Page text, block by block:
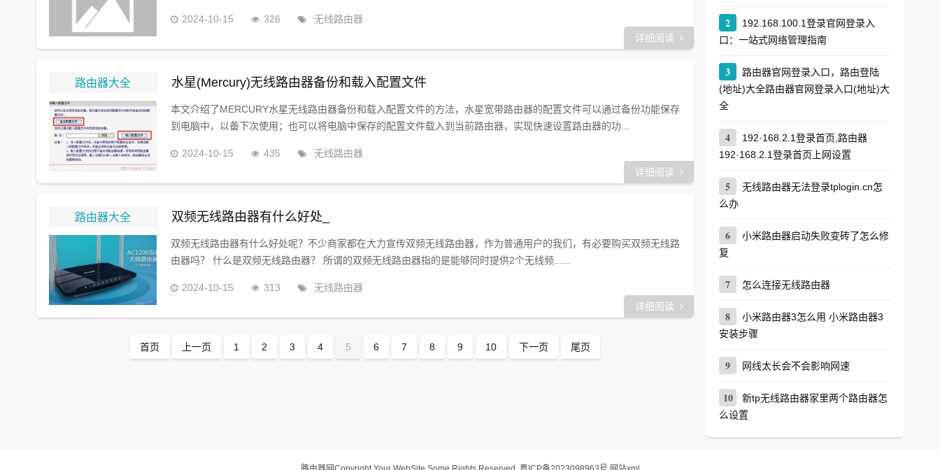
2024-10-15 326
无线路由器
详细阅读
路由器大全 水星(Mercury)无线路由器备份和载入配置文件
本文介绍了MERCURY水星无线路由器备份和载入配置文件的方法，水星宽带路由器的配置文件可以通过备份功能保存
到电脑中，以备下次使用；也可以将电脑中保存的配置文件载入到当前路由器，实现快速设置路由器的功...
2024-10-15 435
无线路由器
详细阅读
路由器大全 双频无线路由器有什么好处_
双频无线路由器有什么好处呢？不少商家都在大力宣传双频无线路由器，作为普通用户的我们，有必要购买双频无线路
由器吗？ 什么是双频无线路由器？ 所谓的双频无线路由器指的是能够同时提供2个无线频......
2024-10-15 313
无线路由器
详细阅读
首页 上一页 1 2 3 4 5 6 7 8 9 10 下一页 尾页
2
192.168.100.1登录官网登录入
口：一站式网络管理指南
3
路由器官网登录入口，路由登陆
(地址)大全路由器官网登录入口(地址)大
全
4
192·168.2.1登录首页,路由器
192·168.2.1登录首页上网设置
5
无线路由器无法登录tplogin.cn怎
么办
6
小米路由器启动失败变砖了怎么修
复
7 怎么连接无线路由器
8
小米路由器3怎么用 小米路由器3
安装步骤
9 网线太长会不会影响网速
10
新tp无线路由器家里两个路由器怎
么设置